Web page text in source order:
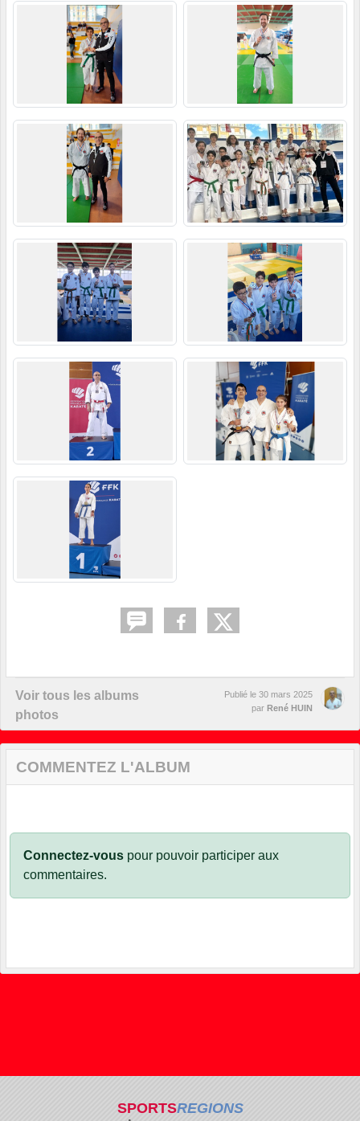
Voir tous les albums
photos
Publié le 30 mars 2025
par René HUIN
COMMENTEZ L'ALBUM
Connectez-vous pour pouvoir participer aux
commentaires.
SPORTSREGIONS